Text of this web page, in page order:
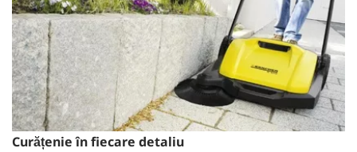
Curățenie în fiecare detaliu